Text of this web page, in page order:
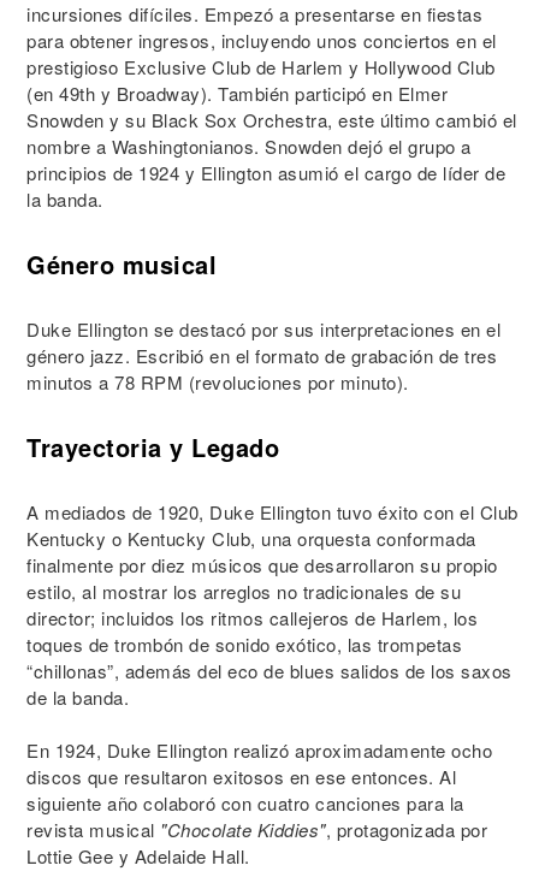
incursiones difíciles. Empezó a presentarse en fiestas
para obtener ingresos, incluyendo unos conciertos en el
prestigioso Exclusive Club de Harlem y Hollywood Club
(en 49th y Broadway). También participó en Elmer
Snowden y su Black Sox Orchestra, este último cambió el
nombre a Washingtonianos. Snowden dejó el grupo a
principios de 1924 y Ellington asumió el cargo de líder de
la banda.
Género musical
Duke Ellington se destacó por sus interpretaciones en el
género jazz. Escribió en el formato de grabación de tres
minutos a 78 RPM (revoluciones por minuto).
Trayectoria y Legado
A mediados de 1920, Duke Ellington tuvo éxito con el Club
Kentucky o Kentucky Club, una orquesta conformada
finalmente por diez músicos que desarrollaron su propio
estilo, al mostrar los arreglos no tradicionales de su
director; incluidos los ritmos callejeros de Harlem, los
toques de trombón de sonido exótico, las trompetas
“chillonas”, además del eco de blues salidos de los saxos
de la banda.
En 1924, Duke Ellington realizó aproximadamente ocho
discos que resultaron exitosos en ese entonces. Al
siguiente año colaboró con cuatro canciones para la
revista musical "Chocolate Kiddies", protagonizada por
Lottie Gee y Adelaide Hall.